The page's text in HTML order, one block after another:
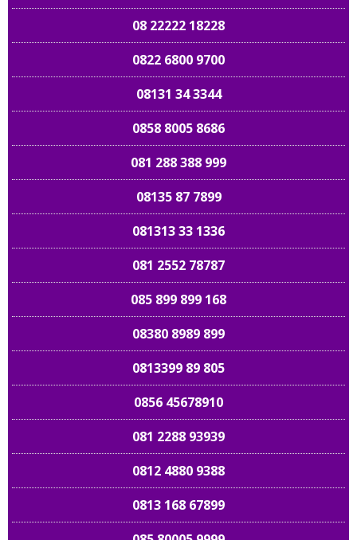
08 22222 18228
0822 6800 9700
08131 34 3344
0858 8005 8686
081 288 388 999
08135 87 7899
081313 33 1336
081 2552 78787
085 899 899 168
08380 8989 899
0813399 89 805
0856 45678910
081 2288 93939
0812 4880 9388
0813 168 67899